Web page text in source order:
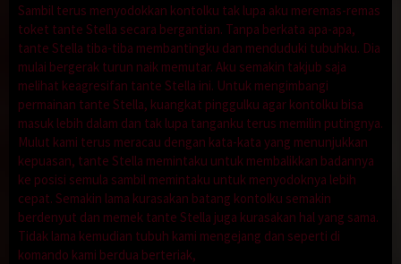
Sambil terus menyodokkan kontolku tak lupa aku meremas-remas
toket tante Stella secara bergantian. Tanpa berkata apa-apa,
tante Stella tiba-tiba membantingku dan menduduki tubuhku. Dia
mulai bergerak turun naik memutar. Aku semakin takjub saja
melihat keagresifan tante Stella ini. Untuk mengimbangi
permainan tante Stella, kuangkat pinggulku agar kontolku bisa
masuk lebih dalam dan tak lupa tanganku terus memilin putingnya.
Mulut kami terus meracau dengan kata-kata yang menunjukkan
kepuasan, tante Stella memintaku untuk membalikkan badannya
ke posisi semula sambil memintaku untuk menyodoknya lebih
cepat. Semakin lama kurasakan batang kontolku semakin
berdenyut dan memek tante Stella juga kurasakan hal yang sama.
Tidak lama kemudian tubuh kami mengejang dan seperti di
komando kami berdua berteriak,